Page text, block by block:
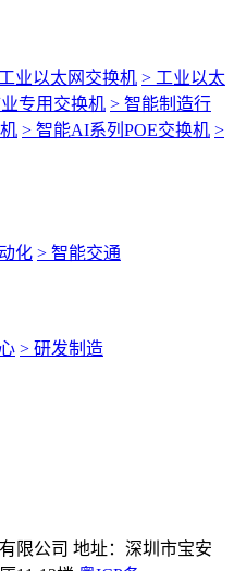
业以太网交换机 > 工业以太
专用交换机 > 智能制造行
> 智能AI系列POE交换机 >
化 > 智能交通
> 研发制造
限公司 地址：深圳市宝安